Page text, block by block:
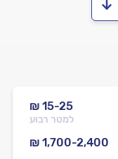
₪ 15-25
למטר רבוע
₪ 1,700-2,400